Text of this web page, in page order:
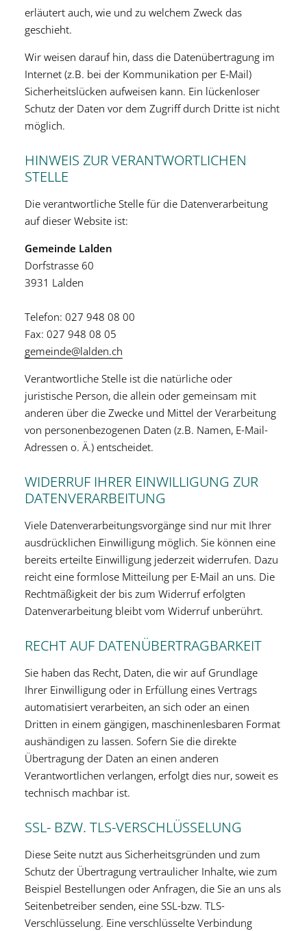
erläutert auch, wie und zu welchem Zweck das
geschieht.
Wir weisen darauf hin, dass die Datenübertragung im
Internet (z.B. bei der Kommunikation per E-Mail)
Sicherheitslücken aufweisen kann. Ein lückenloser
Schutz der Daten vor dem Zugriff durch Dritte ist nicht
möglich.
HINWEIS ZUR VERANTWORTLICHEN
STELLE
Die verantwortliche Stelle für die Datenverarbeitung
auf dieser Website ist:
Gemeinde Lalden
Dorfstrasse 60
3931 Lalden
Telefon: 027 948 08 00
Fax: 027 948 08 05
gemeinde@lalden.ch
Verantwortliche Stelle ist die natürliche oder
juristische Person, die allein oder gemeinsam mit
anderen über die Zwecke und Mittel der Verarbeitung
von personenbezogenen Daten (z.B. Namen, E-Mail-
Adressen o. Ä.) entscheidet.
WIDERRUF IHRER EINWILLIGUNG ZUR
DATENVERARBEITUNG
Viele Datenverarbeitungsvorgänge sind nur mit Ihrer
ausdrücklichen Einwilligung möglich. Sie können eine
bereits erteilte Einwilligung jederzeit widerrufen. Dazu
reicht eine formlose Mitteilung per E-Mail an uns. Die
Rechtmäßigkeit der bis zum Widerruf erfolgten
Datenverarbeitung bleibt vom Widerruf unberührt.
RECHT AUF DATENÜBERTRAGBARKEIT
Sie haben das Recht, Daten, die wir auf Grundlage
Ihrer Einwilligung oder in Erfüllung eines Vertrags
automatisiert verarbeiten, an sich oder an einen
Dritten in einem gängigen, maschinenlesbaren Format
aushändigen zu lassen. Sofern Sie die direkte
Übertragung der Daten an einen anderen
Verantwortlichen verlangen, erfolgt dies nur, soweit es
technisch machbar ist.
SSL- BZW. TLS-VERSCHLÜSSELUNG
Diese Seite nutzt aus Sicherheitsgründen und zum
Schutz der Übertragung vertraulicher Inhalte, wie zum
Beispiel Bestellungen oder Anfragen, die Sie an uns als
Seitenbetreiber senden, eine SSL-bzw. TLS-
Verschlüsselung. Eine verschlüsselte Verbindung